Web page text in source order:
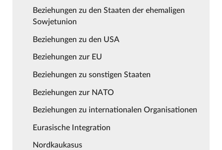
Beziehungen zu den Staaten der ehemaligen
Sowjetunion
Beziehungen zu den USA
Beziehungen zur EU
Beziehungen zu sonstigen Staaten
Beziehungen zur NATO
Beziehungen zu internationalen Organisationen
Eurasische Integration
Nordkaukasus